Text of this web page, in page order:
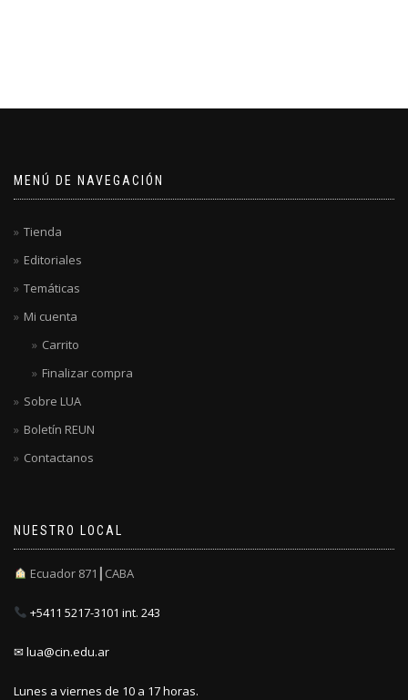
MENÚ DE NAVEGACIÓN
Tienda
Editoriales
Temáticas
Mi cuenta
Carrito
Finalizar compra
Sobre LUA
Boletín REUN
Contactanos
NUESTRO LOCAL
Ecuador 871┃CABA
+5411 5217-3101 int. 243
✉ lua@cin.edu.ar
Lunes a viernes de 10 a 17 horas.